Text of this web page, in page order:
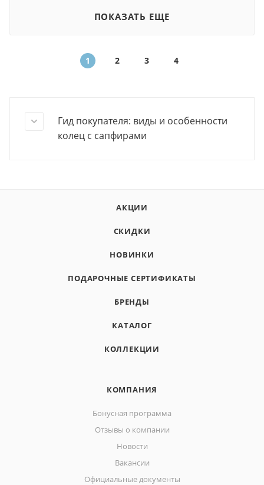
ПОКАЗАТЬ ЕЩЕ
1 2 3 4
Гид покупателя: виды и особенности
колец с сапфирами
АКЦИИ
СКИДКИ
НОВИНКИ
ПОДАРОЧНЫЕ СЕРТИФИКАТЫ
БРЕНДЫ
КАТАЛОГ
КОЛЛЕКЦИИ
КОМПАНИЯ
Бонусная программа
Отзывы о компании
Новости
Вакансии
Официальные документы